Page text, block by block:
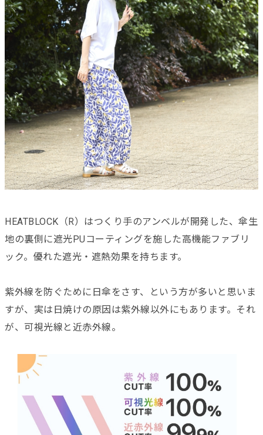
HEATBLOCK（R）はつくり手のアンベルが開発した、傘生
地の裏側に遮光PUコーティングを施した高機能ファブリ
ック。優れた遮光・遮熱効果を持ちます。
紫外線を防ぐために日傘をさす、という方が多いと思いま
すが、実は日焼けの原因は紫外線以外にもあります。それ
が、可視光線と近赤外線。